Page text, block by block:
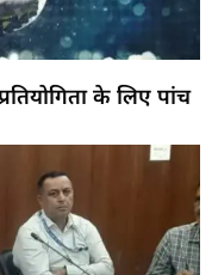
के लिए पांच